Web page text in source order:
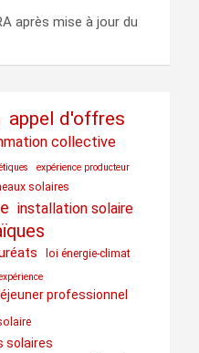
après mise à jour du
appel d'offres
collective
expérience producteur
solaires
installation solaire
loi énergie-climat
professionnel
solaires